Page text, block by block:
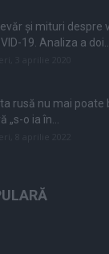
și mituri despre
19. Analiza a
rusă nu mai poate
„s-o ia în...